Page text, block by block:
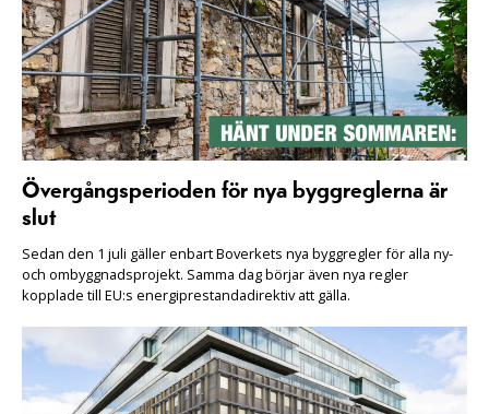
Övergångsperioden för nya byggreglerna är
slut
Sedan den 1 juli gäller enbart Boverkets nya byggregler för alla ny-
och ombyggnadsprojekt. Samma dag börjar även nya regler
kopplade till EU:s energiprestandadirektiv att gälla.